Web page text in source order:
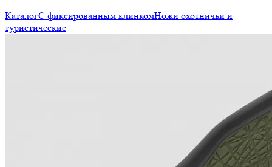
КаталогС фиксированным клинкомНожи охотничьи и
туристические